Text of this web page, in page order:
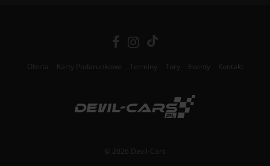
Oferta Karty Podarunkowe Terminy Tory Eventy Kontakt
© 2026 Devil-Cars